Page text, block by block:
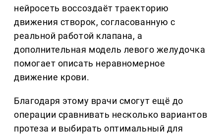
нейросеть воссоздаёт траекторию
движения створок, согласованную с
реальной работой клапана, а
дополнительная модель левого желудочка
помогает описать неравномерное
движение крови.
Благодаря этому врачи смогут ещё до
операции сравнивать несколько вариантов
протеза и выбирать оптимальный для